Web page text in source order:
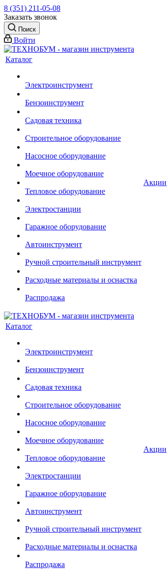
8 (351) 211-05-08
Заказать звонок
Поиск
Войти
Каталог
Электроинструмент
Бензоинструмент
Садовая техника
Строительное оборудование
Насосное оборудование
Моечное оборудование
Тепловое оборудование
Электростанции
Гаражное оборудование
Автоинструмент
Ручной строительный инструмент
Расходные материалы и оснастка
Распродажа
Акции
Каталог
Электроинструмент
Бензоинструмент
Садовая техника
Строительное оборудование
Насосное оборудование
Моечное оборудование
Тепловое оборудование
Электростанции
Гаражное оборудование
Автоинструмент
Ручной строительный инструмент
Расходные материалы и оснастка
Распродажа
Акции